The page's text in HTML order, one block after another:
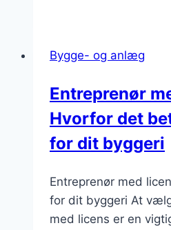
Bygge- og anlæg
Entreprenør
Hvorfor det
for dit byggeri
Entreprenør med
for dit byggeri At
med licens er en